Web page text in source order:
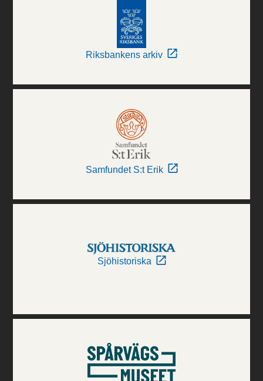
Riksbankens arkiv
Samfundet S:t Erik
Sjöhistoriska